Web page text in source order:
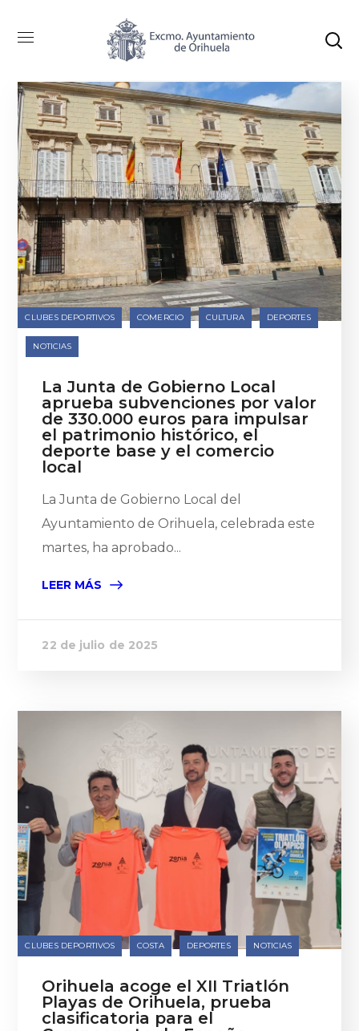
Categoría: Clubes Deportivos
CLUBES DEPORTIVOS COMERCIO CULTURA DEPORTES
NOTICIAS
La Junta de Gobierno Local
aprueba subvenciones por valor
de 330.000 euros para impulsar
el patrimonio histórico, el
deporte base y el comercio
local
La Junta de Gobierno Local del
Ayuntamiento de Orihuela, celebrada este
martes, ha aprobado...
LEER MÁS
22 de julio de 2025
CLUBES DEPORTIVOS COSTA DEPORTES NOTICIAS
Orihuela acoge el XII Triatlón
Playas de Orihuela, prueba
clasificatoria para el